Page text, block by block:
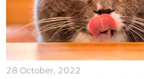
28 October, 2022